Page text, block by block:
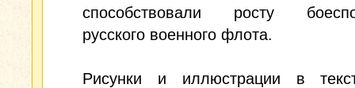
способствовали росту
русского военного флота.
Рисунки и иллюстрации в